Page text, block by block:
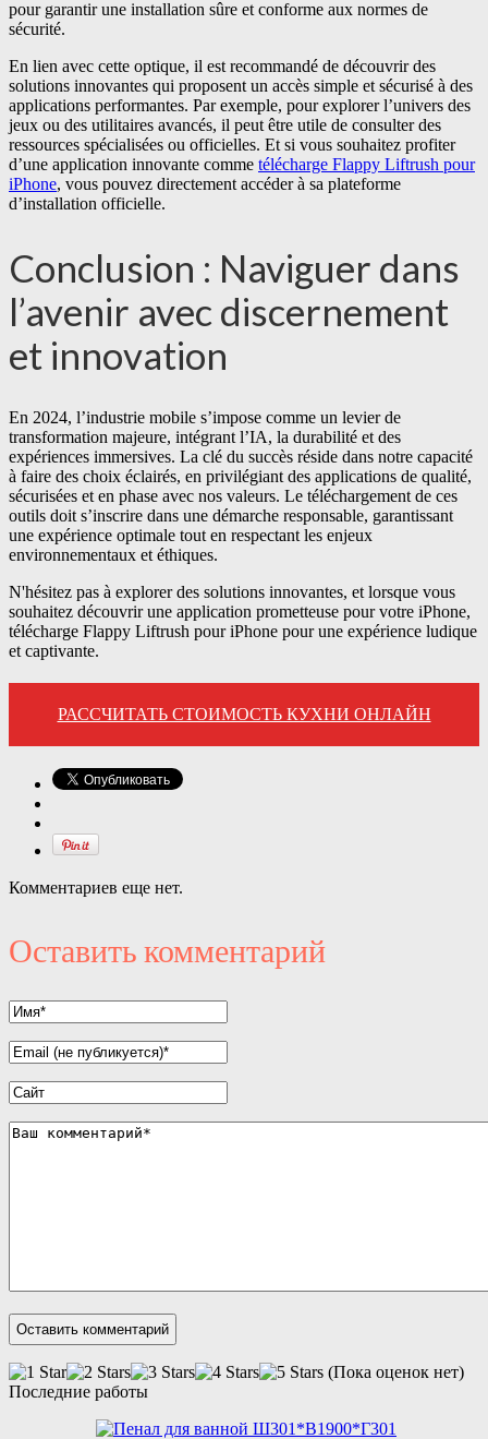
pour garantir une installation sûre et conforme aux normes de
sécurité.
En lien avec cette optique, il est recommandé de découvrir des
solutions innovantes qui proposent un accès simple et sécurisé à des
applications performantes. Par exemple, pour explorer l’univers des
jeux ou des utilitaires avancés, il peut être utile de consulter des
ressources spécialisées ou officielles. Et si vous souhaitez profiter
d’une application innovante comme télécharge Flappy Liftrush pour
iPhone, vous pouvez directement accéder à sa plateforme
d’installation officielle.
Conclusion : Naviguer dans
l’avenir avec discernement
et innovation
En 2024, l’industrie mobile s’impose comme un levier de
transformation majeure, intégrant l’IA, la durabilité et des
expériences immersives. La clé du succès réside dans notre capacité
à faire des choix éclairés, en privilégiant des applications de qualité,
sécurisées et en phase avec nos valeurs. Le téléchargement de ces
outils doit s’inscrire dans une démarche responsable, garantissant
une expérience optimale tout en respectant les enjeux
environnementaux et éthiques.
N'hésitez pas à explorer des solutions innovantes, et lorsque vous
souhaitez découvrir une application prometteuse pour votre iPhone,
télécharge Flappy Liftrush pour iPhone pour une expérience ludique
et captivante.
РАССЧИТАТЬ СТОИМОСТЬ КУХНИ ОНЛАЙН
Комментариев еще нет.
Оставить комментарий
(Пока оценок нет)
Последние работы